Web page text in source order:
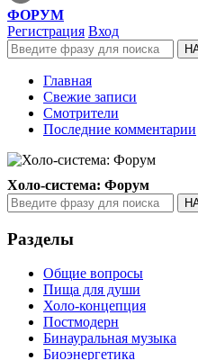
ФОРУМ
Регистрация Вход
Главная
Свежие записи
Смотрители
Последние комментарии
Холо-система: Форум
Разделы
Общие вопросы
Пища для души
Холо-концепция
Постмодерн
Бинауральная музыка
Биоэнергетика